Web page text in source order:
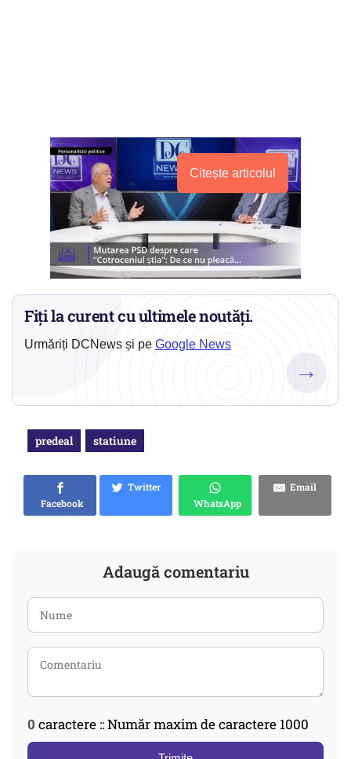
Citește articolul
Fiți la curent cu ultimele noutăți.
Urmăriți DCNews și pe Google News
→
predeal statiune
Facebook
Twitter
WhatsApp
Email
Adaugă comentariu
0 caractere :: Număr maxim de caractere 1000